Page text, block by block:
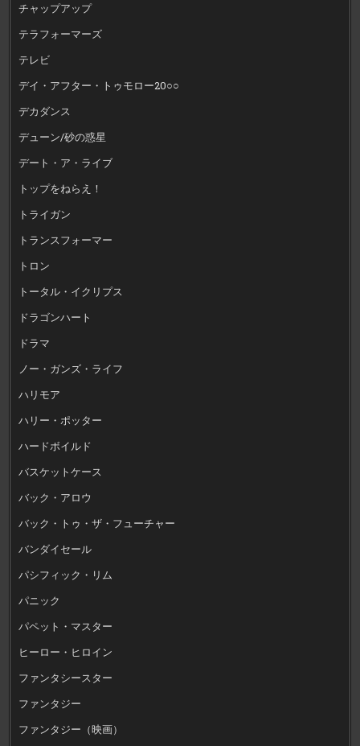
チャップアップ
テラフォーマーズ
テレビ
デイ・アフター・トゥモロー20○○
デカダンス
デューン/砂の惑星
デート・ア・ライブ
トップをねらえ！
トライガン
トランスフォーマー
トロン
トータル・イクリプス
ドラゴンハート
ドラマ
ノー・ガンズ・ライフ
ハリモア
ハリー・ポッター
ハードボイルド
バスケットケース
バック・アロウ
バック・トゥ・ザ・フューチャー
バンダイセール
パシフィック・リム
パニック
パペット・マスター
ヒーロー・ヒロイン
ファンタシースター
ファンタジー
ファンタジー（映画）